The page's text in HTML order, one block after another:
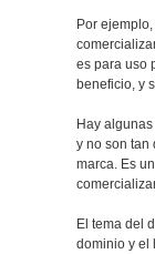
Por
es para uso
beneficio, y
Hay
y no son tan
marca. Es
El tema del
dominio y el